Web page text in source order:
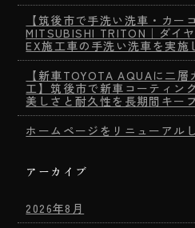
【筑後市で手洗い洗車・カー
MITSUBISHI TRITON｜ダイ
EX施工車の手洗い洗車を実施
【新車TOYOTA AQUAに二
工】筑後市で新車コーティン
美しさと耐久性を長期間キー
ホームページをリニューアル
アーカイブ
2026年8月